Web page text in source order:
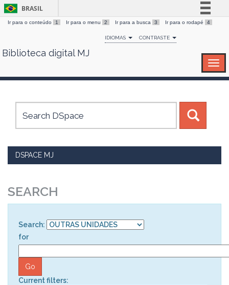
Skip
BRASIL
Simplifique!
Comunica BR
Canais
Ir para o conteúdo 1 Ir para o menu 2 Ir para a busca 3 Ir para o rodapé 4
IDIOMAS CONTRASTE
Biblioteca digital MJ
DSPACE MJ
SEARCH
Search:
for
Current filters: